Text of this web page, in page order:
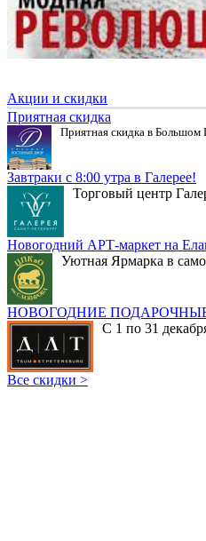
Акции и скидки
Приятная скидка
Приятная скидка в Большом
Завтраки с 8:00 утра в Галерее!
Торговый центр
Новогодний АРТ-маркет на
Уютная Ярмарка в
НОВОГОДНИЕ
С 1 по 31
Все скидки >